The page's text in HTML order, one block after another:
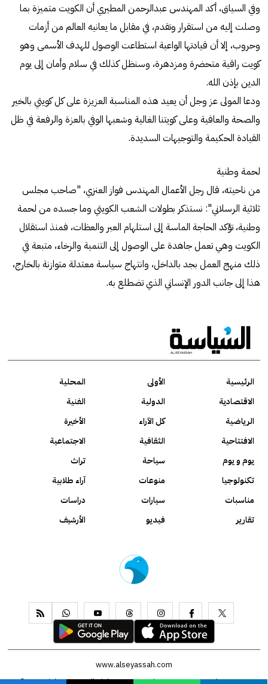
وفي السياق، أكد المهندس عبدالرحمن المطيري أن الكويت متميزة بما
وصلت إليه من استقرار وتقدم، في مقابل ما يعانيه العالم من أزمات
وحروب، إلا أن قيادتها الواعية استطاعت الوصول للهدف الأسمى وهو
كويت راقية متحضرة ومزدهرة، وسنظل كذلك في سلام وأمان إلى يوم
الدين بإذن الله.
ودعا المولى عز وجل أن يعيد هذه المناسبة العزيزة على كل كويتي بالخير
والصحة والعافية وعلى كويتنا الغالية وشعبها الوفي بالعزة والرفعة في ظل
القيادة الحكيمة والتوجيهات السديدة.
لحمة وطنية
من ناحيته، قال رجل الأعمال المهندس فواز العنزي، "صاحب مجلس
ثلاثية الرسلاني": نستذكر بطولات الشعب الكويتي وما جسده من لحمة
وطنية، تؤكد الحاجة الماسة إلى استلهام العبر والعظات، فمنذ استقلال
الكويت وهي تعمل جاهدة على الوصول إلى التنمية والرخاء، متبعة في
ذلك منهج العمل بجد بالداخل، وانتهاج سياسة معتدلة متوازنة بالخارج،
هذا إلى جانب الدور الإنساني الذي تضطلع به.
الرئيسية الأولى
المحلية
الاقتصادية
الدولية
الفنية
الرياضية
كل الآراء
الأخيرة
الافتتاحية
الثقافية
الاجتماعية
يوم و يوم
سياحة
تراث
تكنولوجيا
منوعات
آراء طلابية
مناسبات
سيارات
دراسات
تقارير
فيديو الأرشيف
www.alseyassah.com
About us
Contact us
Copyright 2026, All Rights Reserved ©